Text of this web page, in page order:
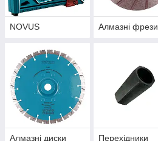
NOVUS Алмазні фрези
Алмазні диски Перехідники